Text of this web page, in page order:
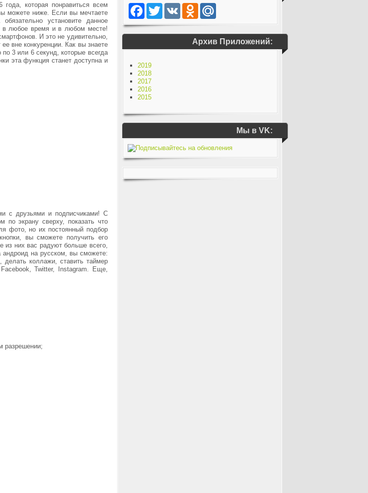
которая понравиться всем
можете ниже. Если вы мечтаете
установите данное
в любое время и в любом месте!
И это не удивительно,
вне конкуренции. Как вы знаете
3 или 6 секунд, которые всегда
эта функция станет доступна и
с друзьями и подписчиками! С
экрану сверху, показать что
фото, но их постоянный подбор
вы сможете получить его
из них вас радуют больше всего,
андроид на русском, вы сможете:
делать коллажи, ставить таймер
Facebook, Twitter, Instagram. Еще,
разрешении;
FacebookTwitter VK Odnoklassniki
Архив Приложений:
2019
2018
2017
2016
2015
Мы в VK: